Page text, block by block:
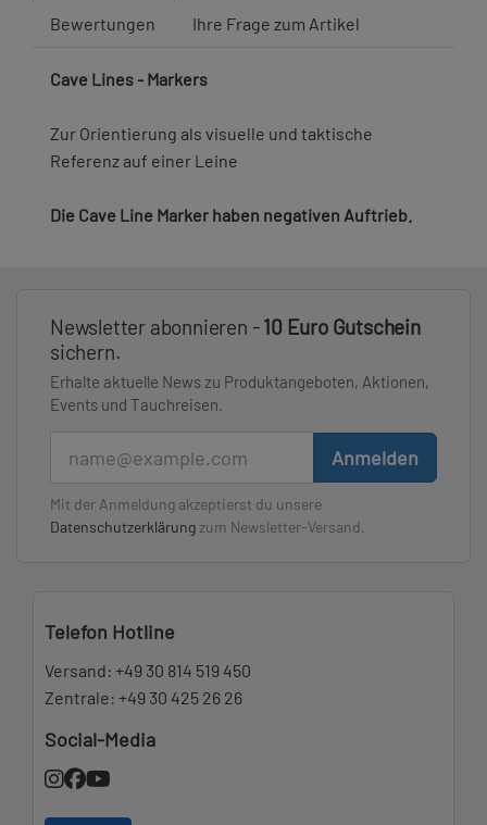
Bewertungen Ihre Frage zum Artikel
Cave Lines - Markers
Zur Orientierung als visuelle und taktische
Referenz auf einer Leine
Die Cave Line Marker haben negativen Auftrieb.
Newsletter abonnieren -10 Euro Gutschein
sichern.
Erhalte aktuelle News zu Produktangeboten, Aktionen,
Events und Tauchreisen.
Anmelden
Mit der Anmeldung akzeptierst du unsere
Datenschutzerklärung zum Newsletter-Versand.
Telefon Hotline
Versand: +49 30 814 519 450
Zentrale: +49 30 425 26 26
Social-Media